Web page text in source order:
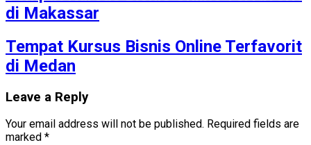
di Makassar
Tempat Kursus Bisnis Online Terfavorit
di Medan
Leave a Reply
Your email address will not be published. Required fields are
marked *